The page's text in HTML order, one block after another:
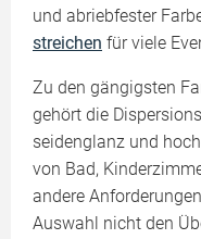
und abriebfester
streichen für viele
Zu den gängigsten
gehört die
seidenglanz und
von Bad,
andere
Auswahl nicht den